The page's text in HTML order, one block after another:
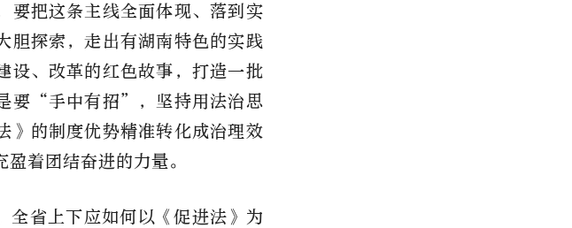
要把这条主线全面体现、落到实
胆探索，走出有湖南特色的实践
设、改革的红色故事，打造一批
要 “手中有招”
，坚持用法治思
》 的制度优势精准转化成治理效
着团结奋进的力量。
全省上下应如何以 《促进法》 为